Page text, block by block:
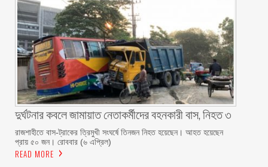
দুর্ঘটনার কবলে জামায়াত নেতাকর্মীদের বহনকারী বাস, নিহত ৩
রাজশাহীতে বাস-ট্রাকের ত্রিমুখী সংঘর্ষে তিনজন নিহত হয়েছেন। আহত হয়েছেন
প্রায় ৫০ জন। রোববার (৬ এপ্রিল)
READ MORE